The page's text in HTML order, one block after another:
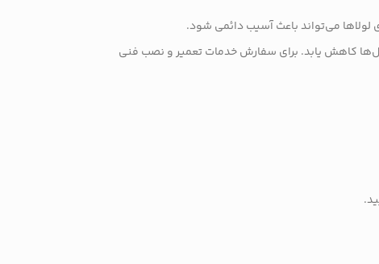
می‌تواند باعث آسیب دائمی شود.
کاهش یابد. برای سفارش خدمات تعمیر و نصب فنی